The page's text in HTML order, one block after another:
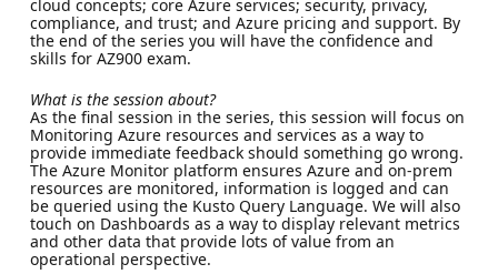
cloud concepts; core Azure services; security, privacy,
compliance, and trust; and Azure pricing and support. By
the end of the series you will have the confidence and
skills for AZ900 exam.
What is the session about?
As the final session in the series, this session will focus on
Monitoring Azure resources and services as a way to
provide immediate feedback should something go wrong.
The Azure Monitor platform ensures Azure and on-prem
resources are monitored, information is logged and can
be queried using the Kusto Query Language. We will also
touch on Dashboards as a way to display relevant metrics
and other data that provide lots of value from an
operational perspective.